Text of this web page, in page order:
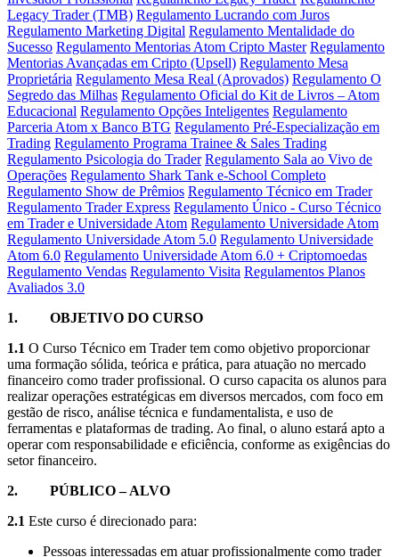
Legacy Trader (TMB) Regulamento Lucrando com Juros
Regulamento Marketing Digital Regulamento Mentalidade do
Sucesso Regulamento Mentorias Atom Cripto Master Regulamento
Mentorias Avançadas em Cripto (Upsell) Regulamento Mesa
Proprietária Regulamento Mesa Real (Aprovados) Regulamento O
Segredo das Milhas Regulamento Oficial do Kit de Livros – Atom
Educacional Regulamento Opções Inteligentes Regulamento
Parceria Atom x Banco BTG Regulamento Pré-Especialização em
Trading Regulamento Programa Trainee & Sales Trading
Regulamento Psicologia do Trader Regulamento Sala ao Vivo de
Operações Regulamento Shark Tank e-School Completo
Regulamento Show de Prêmios Regulamento Técnico em Trader
Regulamento Trader Express Regulamento Único - Curso Técnico
em Trader e Universidade Atom Regulamento Universidade Atom
Regulamento Universidade Atom 5.0 Regulamento Universidade
Atom 6.0 Regulamento Universidade Atom 6.0 + Criptomoedas
Regulamento Vendas Regulamento Visita Regulamentos Planos
Avaliados 3.0
1. OBJETIVO DO CURSO
1.1 O Curso Técnico em Trader tem como objetivo proporcionar
uma formação sólida, teórica e prática, para atuação no mercado
financeiro como trader profissional. O curso capacita os alunos para
realizar operações estratégicas em diversos mercados, com foco em
gestão de risco, análise técnica e fundamentalista, e uso de
ferramentas e plataformas de trading. Ao final, o aluno estará apto a
operar com responsabilidade e eficiência, conforme as exigências do
setor financeiro.
2. PÚBLICO – ALVO
2.1 Este curso é direcionado para:
Pessoas interessadas em atuar profissionalmente como trader